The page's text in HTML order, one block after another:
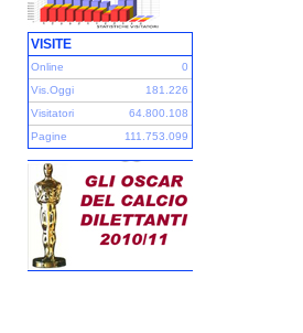
VISITE
Online
0
Vis.Oggi
181.226
Visitatori
64.800.108
Pagine
111.753.099